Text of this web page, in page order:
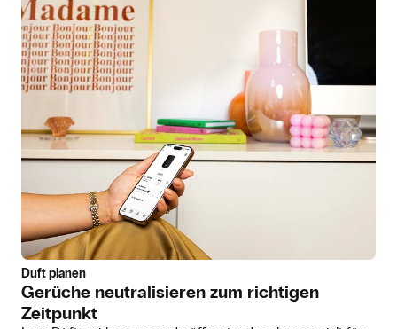
Duft planen
Gerüche neutralisieren zum richtigen
Zeitpunkt